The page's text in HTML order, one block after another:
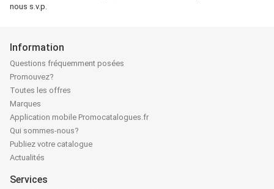
nous s.v.p.
Information
Questions fréquemment posées
Promouvez?
Toutes les offres
Marques
Application mobile Promocatalogues.fr
Qui sommes-nous?
Publiez votre catalogue
Actualités
Services